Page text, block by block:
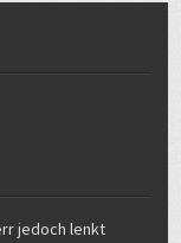
jedoch lenkt